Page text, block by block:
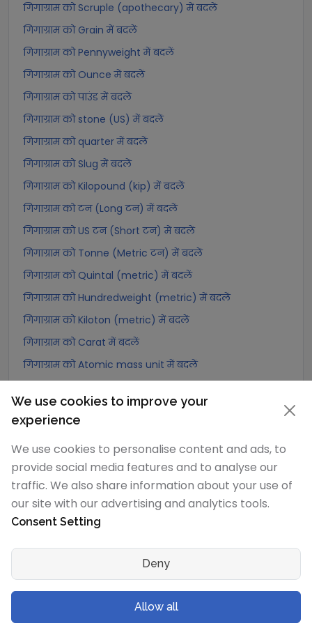
गिगाग्राम को Scruple (apothecary) में बदलें
गिगाग्राम को Grain में बदलें
गिगाग्राम को Pennyweight में बदलें
गिगाग्राम को Ounce में बदलें
गिगाग्राम को पाउंड में बदलें
गिगाग्राम को stone (US) में बदलें
गिगाग्राम को quarter में बदलें
गिगाग्राम को Slug में बदलें
गिगाग्राम को Kilopound (kip) में बदलें
गिगाग्राम को टन (Long टन) में बदलें
गिगाग्राम को US टन (Short टन) में बदलें
गिगाग्राम को Tonne (Metric टन) में बदलें
गिगाग्राम को Quintal (metric) में बदलें
गिगाग्राम को Hundredweight (metric) में बदलें
गिगाग्राम को Kiloton (metric) में बदलें
गिगाग्राम को Carat में बदलें
गिगाग्राम को Atomic mass unit में बदलें
गिगाग्राम को Dalton में बदलें
गिगाग्राम को Planck mass में बदलें
गिगाग्राम को Electron mass (rest) में बदलें
गिगाग्राम को Proton mass में बदलें
गिगाग्राम को Neutron mass में बदलें
गिगाग्राम को Earth's mass में बदलें
गिगाग्राम को Sun's mass में बदलें
गिगाग्राम को Talent (Biblical Hebrew) में बदलें
We use cookies to improve your
experience
We use cookies to personalise content and ads, to
provide social media features and to analyse our
traffic. We also share information about your use of
our site with our advertising and analytics tools.
Consent Setting
Deny
Allow all